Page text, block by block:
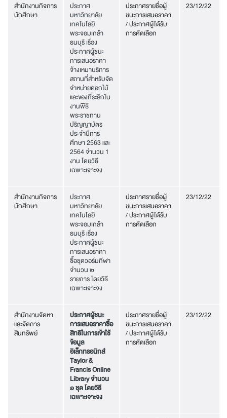
สำนักงานกิจการ
นักศึกษา
ประกาศ
มหาวิทยาลัย
เทคโนโลยี
พระจอมเกล้า
ธนบุรี เรื่อง
ประกาศผู้ชนะ
การเสนอราคา
จ้างเหมาบริการ
สถานที่สำหรับจัด
จำหน่ายดอกไม้
และของที่ระลึกใน
งานพิธี
พระราชทาน
ปริญญาบัตร
ประจำปีการ
ศึกษา 2563 และ
2564 จำนวน 1
งาน โดยวิธี
เฉพาะเจาะจง
ประกาศรายชื่อผู้
ชนะการเสนอราคา
/ ประกาศผู้ได้รับ
การคัดเลือก
23/12/22
สำนักงานกิจการ
นักศึกษา
ประกาศ
มหาวิทยาลัย
เทคโนโลยี
พระจอมเกล้า
ธนบุรี เรื่อง
ประกาศผู้ชนะ
การเสนอราคา
ซื้อชุดวอร์มกีฬา
จำนวน ๒
รายการ โดยวิธี
เฉพาะเจาะจง
ประกาศรายชื่อผู้
ชนะการเสนอราคา
/ ประกาศผู้ได้รับ
การคัดเลือก
23/12/22
สำนักงานจัดหา
และจัดการ
สินทรัพย์
ประกาศผู้ชนะ
การเสนอราคาซื้อ
สิทธิในการเข้าใช้
ข้อมูล
อิเล็กทรอนิกส์
Taylor &
Francis Online
Library จำนวน
๑ ชุด โดยวิธี
เฉพาะเจาะจง
ประกาศรายชื่อผู้
ชนะการเสนอราคา
/ ประกาศผู้ได้รับ
การคัดเลือก
23/12/22